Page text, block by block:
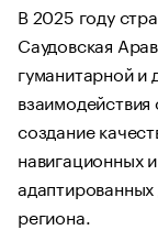
В 2025 году
Саудовская
гуманитарной и
создание
навигационных
региона.